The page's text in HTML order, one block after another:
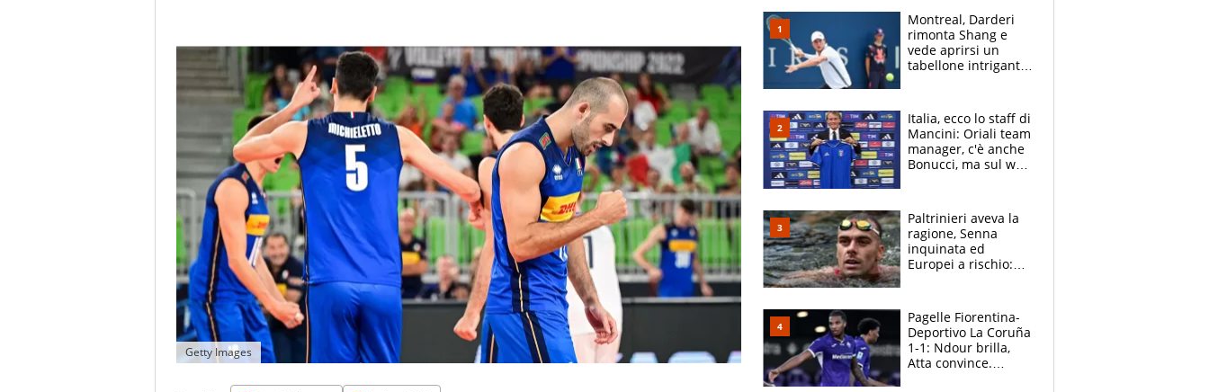
Getty Images
Montreal, Darderi
rimonta Shang e
vede aprirsi un
tabellone intrigante:
felice del mio livello"
Italia, ecco lo staff di
Mancini: Oriali team
manager, c'è anche
Bonucci, ma sul web
Paltrinieri aveva la
ragione, Senna
inquinata ed
Europei a rischio:
adesso
Pagelle Fiorentina-
Deportivo La Coruña
1-1: Ndour brilla,
Atta convince.